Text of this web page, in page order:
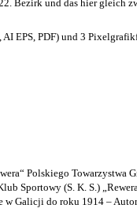
Bezirk und das hier gleich
EPS, PDF) und 3
Polskiego Towarzystwa
Sportowy (S. K. S.)
w Galicji do roku 1914 –